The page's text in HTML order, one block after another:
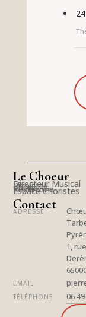
Le Choeur
Directeur Musical
Pianiste
Choristes
Répertoire
Espace Choristes
Contact
ADRESSE
1,
EMAIL
TÉLÉPHONE 06